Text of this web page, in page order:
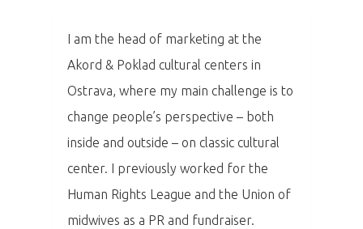
I am the head of marketing at the
Akord & Poklad cultural centers in
Ostrava, where my main challenge is to
change people’s perspective – both
inside and outside – on classic cultural
center. I previously worked for the
Human Rights League and the Union of
midwives as a PR and fundraiser.